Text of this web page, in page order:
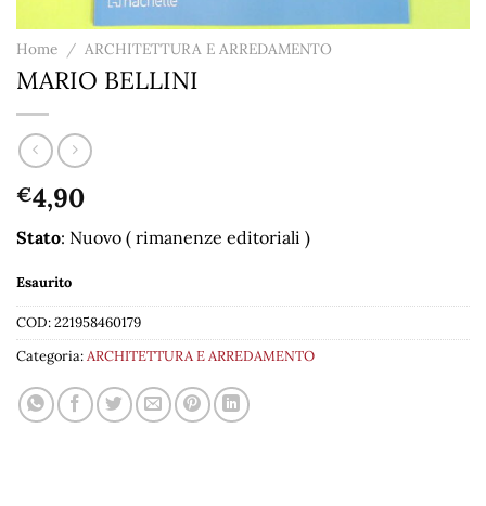
Home / ARCHITETTURA E ARREDAMENTO
MARIO BELLINI
€4,90
Stato: Nuovo ( rimanenze editoriali )
Esaurito
COD:221958460179
Categoria:ARCHITETTURA E ARREDAMENTO